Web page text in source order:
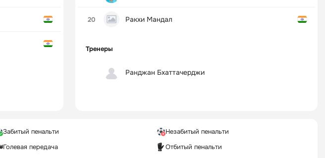
20 Ракхи Мандал
Тренеры
Ранджан Бхаттачерджи
Забитый пенальти
Незабитый пенальти
Голевая передача Отбитый пенальти